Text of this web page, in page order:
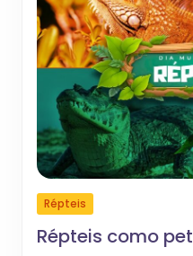
Répteis
Répteis como pet